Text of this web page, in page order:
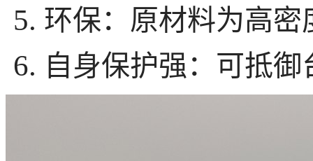
5. 环保：原材料为高密
6. 自身保护强：可抵御